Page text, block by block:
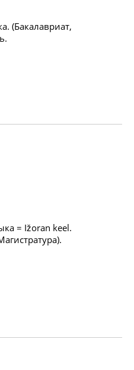
(Бакалавриат,
= Ižoran keel.